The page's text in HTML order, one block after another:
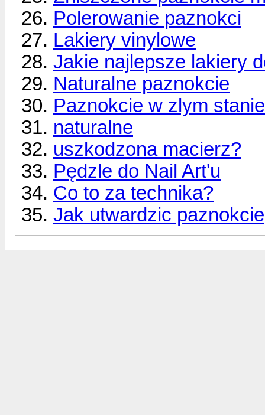
Polerowanie paznokci
Lakiery vinylowe
Jakie najlepsze lakiery
Naturalne paznokcie
Paznokcie w zlym
naturalne
uszkodzona macierz?
Pędzle do Nail Art'u
Co to za technika?
Jak utwardzic paznokcie